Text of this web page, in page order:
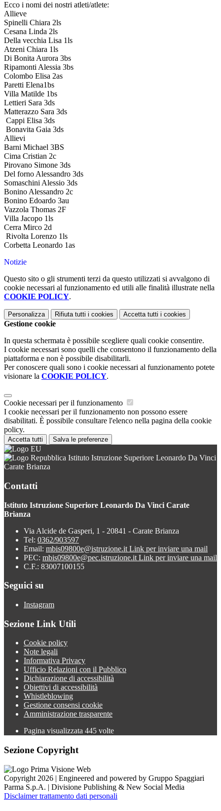
Ecco i nomi dei nostri atleti/atlete:
Allieve
Spinelli Chiara 2ls
Cesana Linda 2ls
Della vecchia Lisa 1ls
Atzeni Chiara 1ls
Di Bonita Aurora 3bs
Ripamonti Alessia 3bs
Colombo Elisa 2as
Paretti Elena1bs
Villa Matilde 1bs
Lettieri Sara 3ds
Matterazzo Sara 3ds
Cappi Elisa 3ds
Bonavita Gaia 3ds
Allievi
Barni Michael 3BS
Cima Cristian 2c
Pirovano Simone 3ds
Del forno Alessandro 3ds
Somaschini Alessio 3ds
Bonino Alessandro 2c
Bonino Edoardo 3au
Vazzola Thomas 2F
Villa Jacopo 1ls
Cerra Mirco 2d
Rivolta Lorenzo 1ls
Corbetta Leonardo 1as
Notizie
Questo sito o gli strumenti terzi da questo utilizzati si avvalgono di
cookie necessari al funzionamento ed utili alle finalità illustrate nella
COOKIE POLICY.
Personalizza Rifiuta tutti i cookies Accetta tutti i cookies
Gestione cookie
In questa schermata è possibile scegliere quali cookie consentire.
I cookie necessari sono quelli che consentono il funzionamento della
piattaforma e non è possibile disabilitarli.
Per conoscere quali sono i cookie necessari al funzionamento potete
visionare la COOKIE POLICY.
Cookie necessari per il funzionamento
I cookie necessari per il funzionamento non possono essere
disabilitati. È possibile consultare l'elenco nella pagina della cookie
policy.
Accetta tutti Salva le preferenze
Istituto Istruzione Superiore Leonardo Da Vinci
Carate Brianza
Contatti
Istituto Istruzione Superiore Leonardo Da Vinci Carate
Brianza
Via Alcide de Gasperi, 1 - 20841 - Carate Brianza
Tel: 0362/903597
Email: mbis09800e@istruzione.it Link per inviare una mail
PEC: mbis09800e@pec.istruzione.it Link per inviare una mail
C.F.: 83007100155
Seguici su
Instagram
Sezione Link Utili
Cookie policy
Note legali
Informativa Privacy
Ufficio Relazioni con il Pubblico
Dichiarazione di accessibilità
Obiettivi di accessibilità
Whistleblowing
Gestione consensi cookie
Amministrazione trasparente
Pagina visualizzata 445 volte
Sezione Copyright
Copyright 2026 | Engineered and powered by Gruppo Spaggiari
Parma S.p.A. | Divisione Publishing & New Social Media
Disclaimer trattamento dati personali